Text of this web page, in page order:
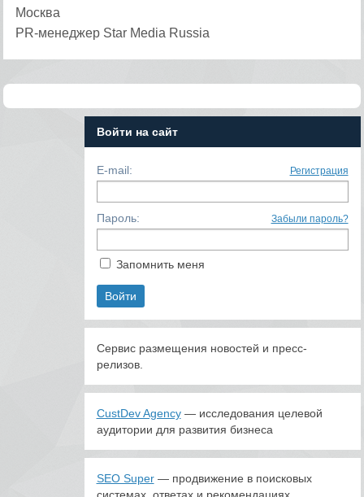
Москва
PR-менеджер Star Media Russia
Войти на сайт
E-mail: Регистрация
Пароль: Забыли пароль?
Запомнить меня
Сервис размещения новостей и пресс-
релизов.
CustDev Agency— исследования целевой
аудитории для развития бизнеса
SEO Super— продвижение в поисковых